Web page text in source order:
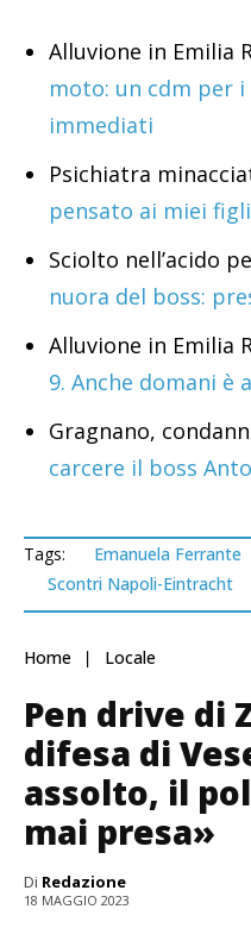
Alluvione in Emilia
moto: un cdm per
immediati
Psichiatra
pensato ai miei
Sciolto nell’acido
nuora del boss:
Alluvione in Emilia
9. Anche domani è
Gragnano,
carcere il boss
Tags: Emanuela Ferrante
Scontri Napoli-Eintracht
Home Locale
Pen drive di
difesa di
assolto, il
mai presa»
Di Redazione
18 MAGGIO 2023